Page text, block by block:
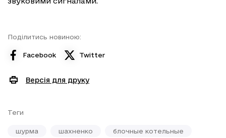
Поділитись новиною:
Facebook Twitter
Версія для друку
Теги
шурма шахненко блочные котельные